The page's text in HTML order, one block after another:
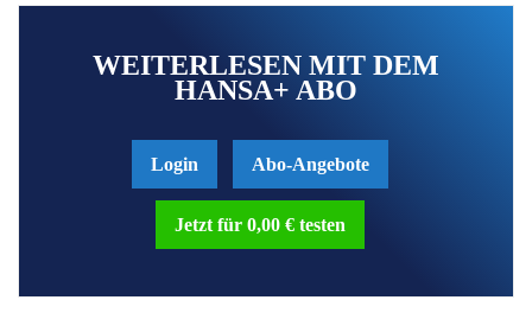
WEITERLESEN MIT DEM
HANSA+ ABO
Login Abo-Angebote
Jetzt für 0,00 € testen